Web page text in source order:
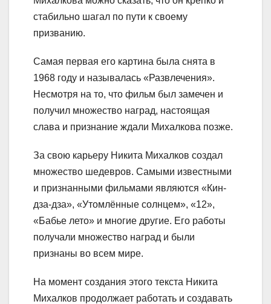
стабильно шагал по пути к своему
призванию.
Самая первая его картина была снята в
1968 году и называлась «Развлечения».
Несмотря на то, что фильм был замечен и
получил множество наград, настоящая
слава и признание ждали Михалкова позже.
За свою карьеру Никита Михалков создал
множество шедевров. Самыми известными
и признанными фильмами являются «Кин-
дза-дза», «Утомлённые солнцем», «12»,
«Бабье лето» и многие другие. Его работы
получали множество наград и были
признаны во всем мире.
На момент создания этого текста Никита
Михалков продолжает работать и создавать